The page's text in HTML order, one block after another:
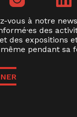
vous à notre
des
des expositions
pendant sa